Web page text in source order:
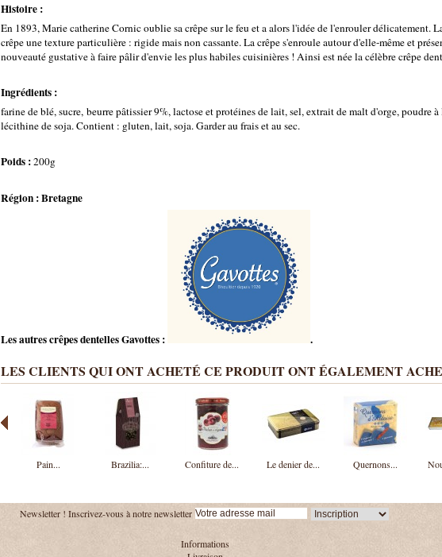
Histoire :
En 1893, Marie catherine Cornic oublie sa crêpe sur le feu et a alors l'idée de l'enrouler délicatement.
crêpe une texture particulière : rigide mais non cassante. La crêpe s'enroule autour d'elle-même et
nouveauté gustative à faire pâlir d'envie les plus habiles cuisinières ! Ainsi est née la célèbre crêpe
Ingrédients :
farine de blé, sucre, beurre pâtissier 9%, lactose et protéines de lait, sel, extrait de malt d'orge, poudre
lécithine de soja. Contient : gluten, lait, soja. Garder au frais et au sec.
Poids :200g
Région : Bretagne
Les autres crêpes dentelles Gavottes : .
LES CLIENTS QUI ONT ACHETÉ CE PRODUIT ONT ÉGALEMENT
Pain... Brazilia:... Confiture de... Le denier de... Quernons...
Newsletter ! Inscrivez-vous à notre newsletter
Informations